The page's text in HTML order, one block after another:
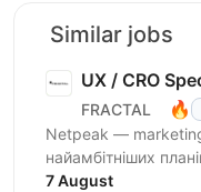
Similar jobs
UX / CRO
FRACTAL 🔥
Netpeak —
найамбітніших
Netpeak можна
7 August